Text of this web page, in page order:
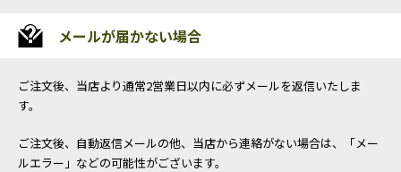
メールが届かない場合
ご注文後、当店より通常2営業日以内に必ずメールを返信いたしま
す。
ご注文後、自動返信メールの他、当店から連絡がない場合は、「メー
ルエラー」などの可能性がございます。